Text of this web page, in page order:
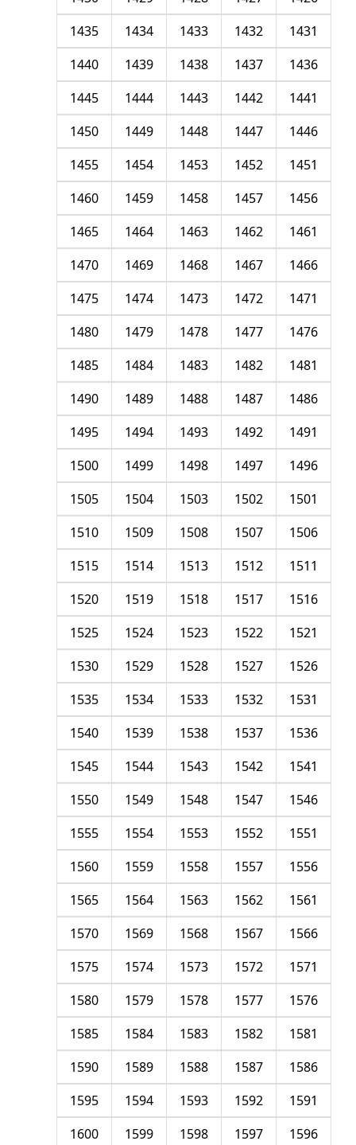
1431
1432
1433
1434
1435
1436
1437
1438
1439
1440
1441
1442
1443
1444
1445
1446
1447
1448
1449
1450
1451
1452
1453
1454
1455
1456
1457
1458
1459
1460
1461
1462
1463
1464
1465
1466
1467
1468
1469
1470
1471
1472
1473
1474
1475
1476
1477
1478
1479
1480
1481
1482
1483
1484
1485
1486
1487
1488
1489
1490
1491
1492
1493
1494
1495
1496
1497
1498
1499
1500
1501
1502
1503
1504
1505
1506
1507
1508
1509
1510
1511
1512
1513
1514
1515
1516
1517
1518
1519
1520
1521
1522
1523
1524
1525
1526
1527
1528
1529
1530
1531
1532
1533
1534
1535
1536
1537
1538
1539
1540
1541
1542
1543
1544
1545
1546
1547
1548
1549
1550
1551
1552
1553
1554
1555
1556
1557
1558
1559
1560
1561
1562
1563
1564
1565
1566
1567
1568
1569
1570
1571
1572
1573
1574
1575
1576
1577
1578
1579
1580
1581
1582
1583
1584
1585
1586
1587
1588
1589
1590
1591
1592
1593
1594
1595
1596
1597
1598
1599
1600